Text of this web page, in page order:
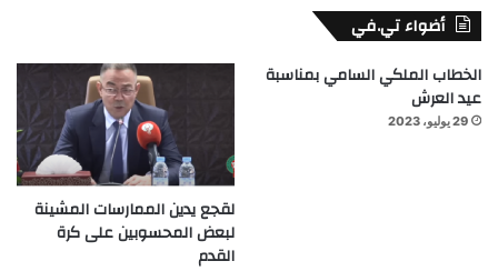
أضواء تي.في
الخطاب الملكي السامي بمناسبة
عيد العرش
29 يوليو، 2023
لقجع يدين الممارسات المشينة
لبعض المحسوبين على كرة
القدم